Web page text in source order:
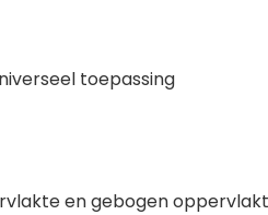
toepassing
en gebogen